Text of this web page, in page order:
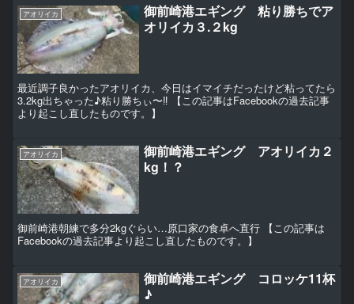
アオリイカ
御前崎港エギング 粘り勝ちでア
オリイカ３.２kg
最近調子良かったアオリイカ、今日はイマイチだったけど粘ってたら
3.2kg出ちゃった♪粘り勝ちぃ〜‼︎ 【この記事はFacebookの過去記事
より起こし直したものです。】
アオリイカ
御前崎港エギング アオリイカ２
kg！？
御前崎港朝練で多分2kgぐらい…原口家の食卓へ直行 【この記事は
Facebookの過去記事より起こし直したものです。】
アオリイカ
御前崎港エギング コロッケ11杯
♪